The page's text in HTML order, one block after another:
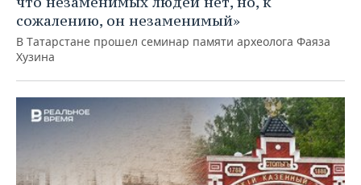
сожалению, он незаменимый»
В Татарстане прошел семинар памяти археолога Фаяза
Хузина